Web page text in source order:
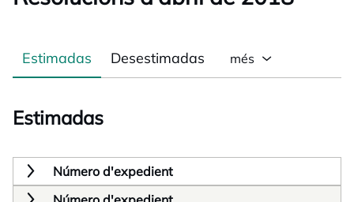
Estimadas Desestimadas més
Estimadas
Número d'expedient